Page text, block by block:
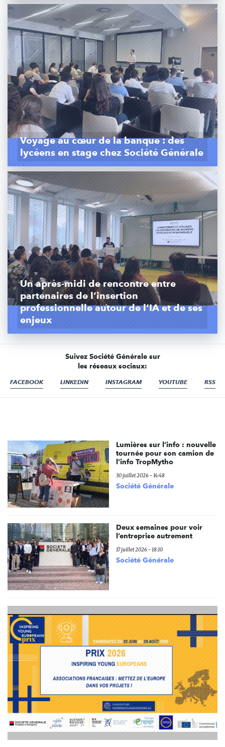
Voyage au cœur de la banque : des
lycéens en stage chez Société Générale
Un après-midi de rencontre entre
partenaires de l’insertion
professionnelle autour de l’IA et de ses
enjeux
Suivez Société Générale sur
les réseaux sociaux:
FACEBOOK LINKEDIN INSTAGRAM YOUTUBE RSS
Lumières sur l’info : nouvelle
tournée pour son camion de
l’info TropMytho
30 juillet 2026 - 14:48
Société Générale
Deux semaines pour voir
l’entreprise autrement
17 juillet 2026 - 18:10
Société Générale